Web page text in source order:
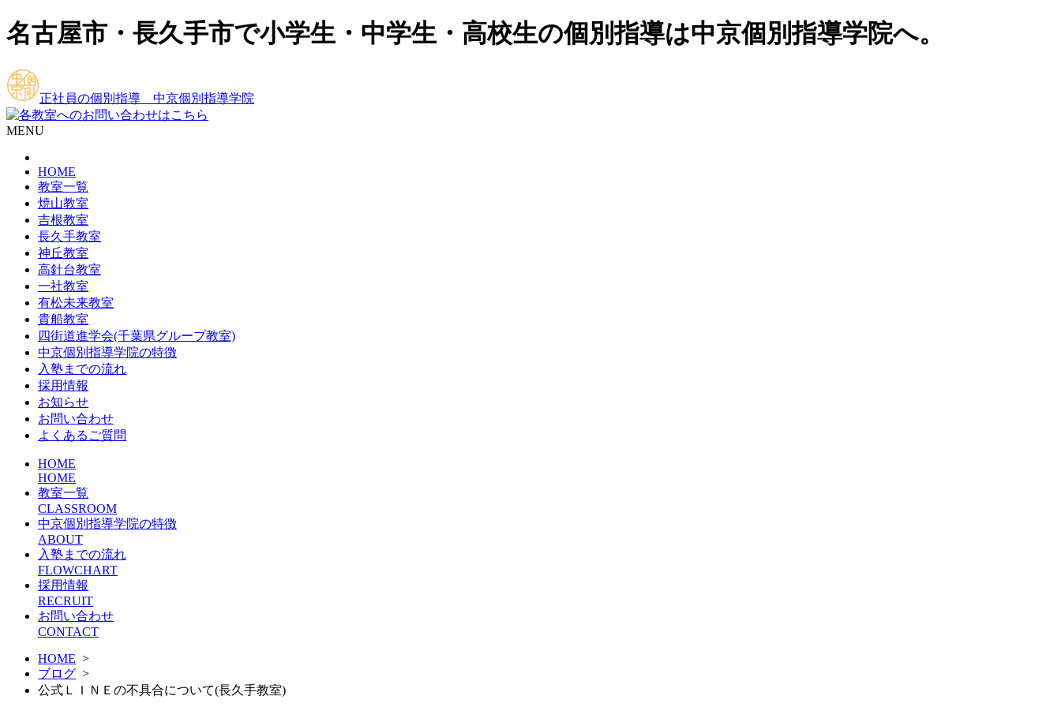
名古屋市・長久手市で小学生・中学生・高校生の個別指導は中京個別指導学院へ。
正社員の個別指導 中京個別指導学院
MENU
HOME
教室一覧
焼山教室
吉根教室
長久手教室
神丘教室
高針台教室
一社教室
有松未来教室
貴船教室
四街道進学会(千葉県グループ教室)
中京個別指導学院の特徴
入塾までの流れ
採用情報
お知らせ
お問い合わせ
よくあるご質問
HOME
HOME
教室一覧
CLASSROOM
中京個別指導学院の特徴
ABOUT
入塾までの流れ
FLOWCHART
採用情報
RECRUIT
お問い合わせ
CONTACT
HOME >
ブログ >
公式ＬＩＮＥの不具合について(長久手教室)